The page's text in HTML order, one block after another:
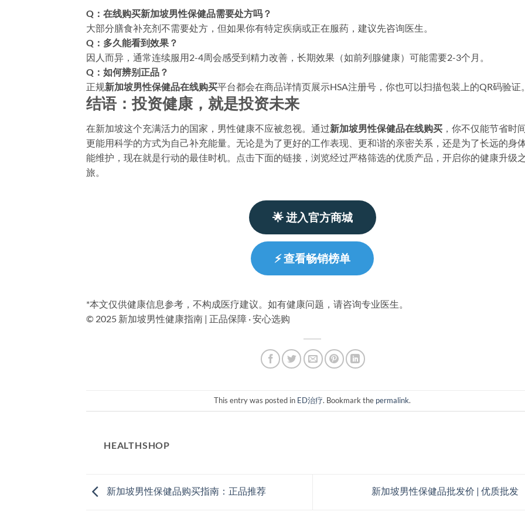
Q：在线购买新加坡男性保健品需要处方吗？
大部分膳食补充剂不需要处方，但如果你有特定疾病或正在服药，建议先咨询医生。
Q：多久能看到效果？
因人而异，通常连续服用2-4周会感受到精力改善，长期效果（如前列腺健康）可能需要2-3个月。
Q：如何辨别正品？
正规新加坡男性保健品在线购买平台都会在商品详情页展示HSA注册号，你也可以扫描包装上的QR码验证。
结语：投资健康，就是投资未来
在新加坡这个充满活力的国家，男性健康不应被忽视。通过新加坡男性保健品在线购买 ，你不仅能节省时
更能用科学的方式为自己补充能量。无论是为了更好的工作表现、更和谐的亲密关系，还是为了长远的身
能维护，现在就是行动的最佳时机。点击下面的链接，浏览经过严格筛选的优质产品，开启你的健康升级之
旅。
🌟 进入官方商城
⚡ 查看畅销榜单
*本文仅供健康信息参考，不构成医疗建议。如有健康问题，请咨询专业医生。
© 2025 新加坡男性健康指南 | 正品保障 · 安心选购
This entry was posted in ED治疗. Bookmark the permalink.
HEALTHSHOP
新加坡男性保健品购买指南：正品推荐 新加坡男性保健品批发价 | 优质批发